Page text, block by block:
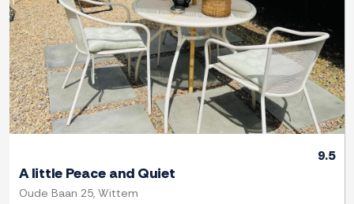
9.5
A little Peace and Quiet
Oude Baan 25, Wittem